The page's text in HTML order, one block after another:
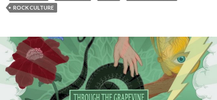
ROCK CULTURE